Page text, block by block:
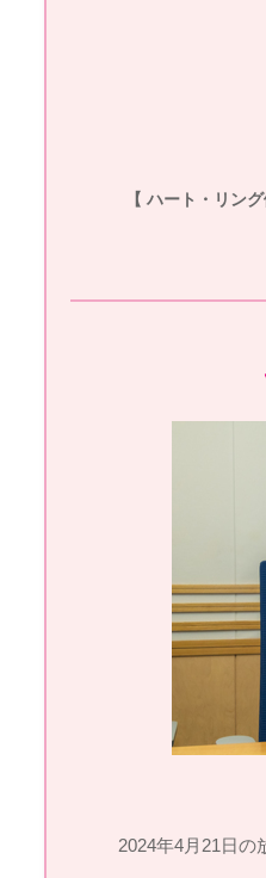
【 ハート・リン
2024年4月21日の